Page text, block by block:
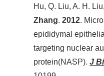
Hu, Q. Liu, A. H.
Zhang.2012.
epididymal
targeting nuclear
protein(NASP).J